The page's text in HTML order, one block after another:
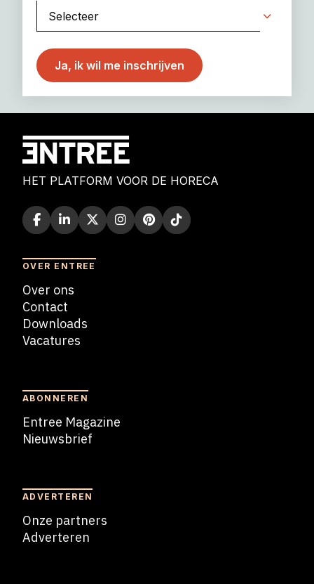
HET PLATFORM VOOR DE HORECA
OVER ENTREE
Over ons
Contact
Downloads
Vacatures
ABONNEREN
Entree Magazine
Nieuwsbrief
ADVERTEREN
Onze partners
Adverteren